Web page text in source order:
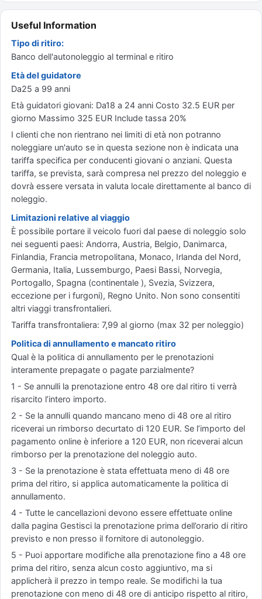
Useful Information
Tipo di ritiro:
Banco dell'autonoleggio al terminal e ritiro
Età del guidatore
Da25 a 99 anni
Età guidatori giovani: Da18 a 24 anni Costo 32.5 EUR per
giorno Massimo 325 EUR Include tassa 20%
I clienti che non rientrano nei limiti di età non potranno
noleggiare un'auto se in questa sezione non è indicata una
tariffa specifica per conducenti giovani o anziani. Questa
tariffa, se prevista, sarà compresa nel prezzo del noleggio e
dovrà essere versata in valuta locale direttamente al banco di
noleggio.
Limitazioni relative al viaggio
È possibile portare il veicolo fuori dal paese di noleggio solo
nei seguenti paesi: Andorra, Austria, Belgio, Danimarca,
Finlandia, Francia metropolitana, Monaco, Irlanda del Nord,
Germania, Italia, Lussemburgo, Paesi Bassi, Norvegia,
Portogallo, Spagna (continentale ), Svezia, Svizzera,
eccezione per i furgoni), Regno Unito. Non sono consentiti
altri viaggi transfrontalieri.
Tariffa transfrontaliera: 7,99 al giorno (max 32 per noleggio)
Politica di annullamento e mancato ritiro
Qual è la politica di annullamento per le prenotazioni
interamente prepagate o pagate parzialmente?
1 - Se annulli la prenotazione entro 48 ore dal ritiro ti verrà
risarcito l’intero importo.
2 - Se la annulli quando mancano meno di 48 ore al ritiro
riceverai un rimborso decurtato di 120 EUR. Se l’importo del
pagamento online è inferiore a 120 EUR, non riceverai alcun
rimborso per la prenotazione del noleggio auto.
3 - Se la prenotazione è stata effettuata meno di 48 ore
prima del ritiro, si applica automaticamente la politica di
annullamento.
4 - Tutte le cancellazioni devono essere effettuate online
dalla pagina Gestisci la prenotazione prima dell’orario di ritiro
previsto e non presso il fornitore di autonoleggio.
5 - Puoi apportare modifiche alla prenotazione fino a 48 ore
prima del ritiro, senza alcun costo aggiuntivo, ma si
applicherà il prezzo in tempo reale. Se modifichi la tua
prenotazione con meno di 48 ore di anticipo rispetto al ritiro,